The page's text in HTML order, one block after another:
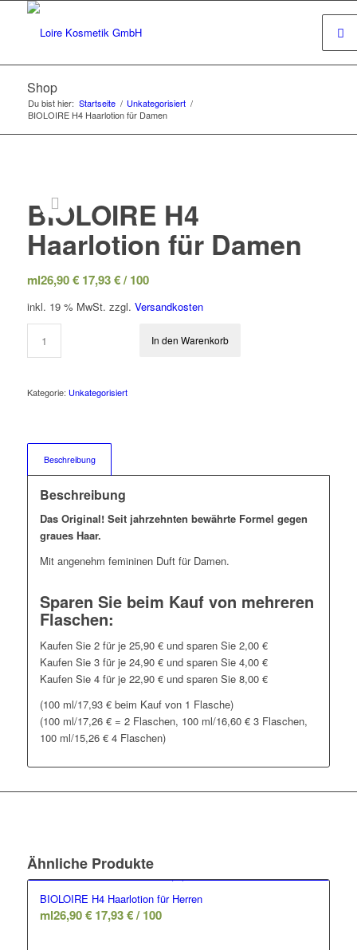
Shop
Du bist hier: Startseite / Unkategorisiert /
BIOLOIRE H4 Haarlotion für Damen
BIOLOIRE H4
Haarlotion für Damen
26,90€ 17,93€/100
ml
inkl. 19 % MwSt. zzgl. Versandkosten
In den Warenkorb
Kategorie: Unkategorisiert
Beschreibung
Beschreibung
Das Original! Seit jahrzehnten bewährte Formel gegen
graues Haar.
Mit angenehm femininen Duft für Damen.
Sparen Sie beim Kauf von mehreren
Flaschen:
Kaufen Sie 2 für je 25,90 € und sparen Sie 2,00 €
Kaufen Sie 3 für je 24,90 € und sparen Sie 4,00 €
Kaufen Sie 4 für je 22,90 € und sparen Sie 8,00 €
(100 ml/17,93 € beim Kauf von 1 Flasche)
(100 ml/17,26 € = 2 Flaschen, 100 ml/16,60 € 3 Flaschen,
100 ml/15,26 € 4 Flaschen)
Ähnliche Produkte
BIOLOIRE H4 Haarlotion für Herren
26,90€ 17,93€/100
ml